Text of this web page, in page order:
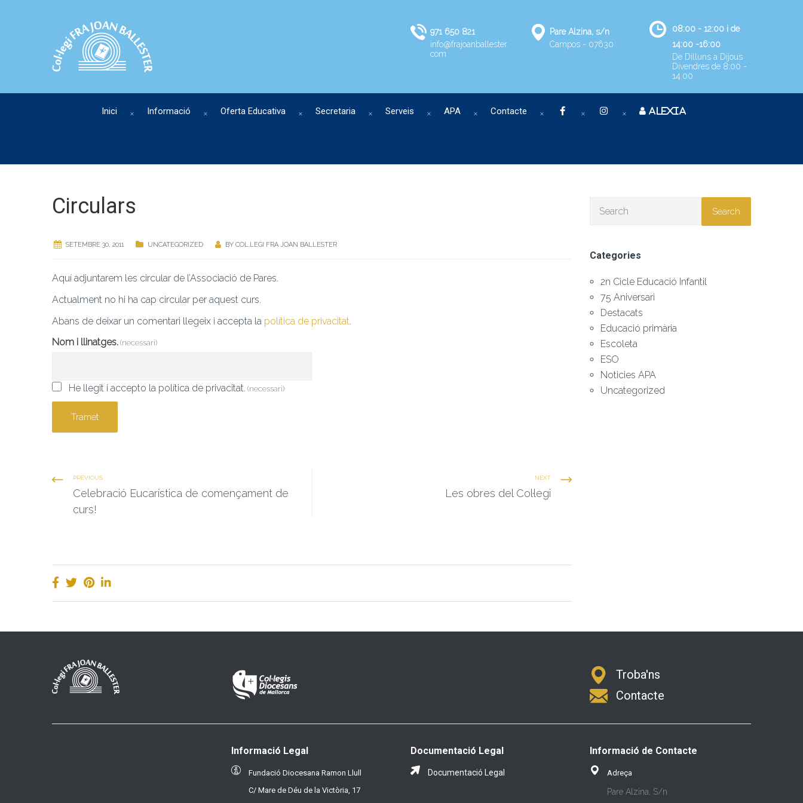
971 650 821
info@frajoanballester.
com
Pare Alzina, s/n
Campos - 07630
08:00 - 12:00 i de
14:00 -16:00
De Dilluns a Dijous
Divendres de 8:00 -
14:00
Inici Informació Oferta Educativa Secretaria Serveis APA Contacte ALEXIA
Circulars
SETEMBRE 30, 2011 UNCATEGORIZED BY COL.LEGI FRA JOAN BALLESTER
Aquí adjuntarem les circular de l’Associació de Pares.
Actualment no hi ha cap circular per aquest curs.
Abans de deixar un comentari llegeix i accepta la política de privacitat.
Nom i llinatges. (necessari)
He llegit i accepto la política de privacitat. (necessari)
Tramet
PREVIOUS
Celebració Eucarística de començament de
curs!
NEXT
Les obres del Col·legi
Search
Categories
2n Cicle Educació Infantil
75 Aniversari
Destacats
Educació primària
Escoleta
ESO
Noticies APA
Uncategorized
Troba'ns
Contacte
Informació Legal
Fundació Diocesana Ramon Llull
C/ Mare de Déu de la Victòria, 17
Documentació Legal
Documentació Legal
Informació de Contacte
Adreça
Pare Alzina, S/n